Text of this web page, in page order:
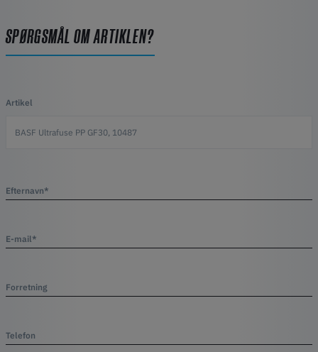
SPØRGSMÅL OM ARTIKLEN?
Artikel
Efternavn*
E-mail*
Forretning
Telefon